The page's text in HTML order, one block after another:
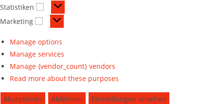
Statistiken
Marketing
Manage options
Manage services
Manage {vendor_count} vendors
Read more about these purposes
Akzeptieren Ablehnen
Einstellungen ansehen